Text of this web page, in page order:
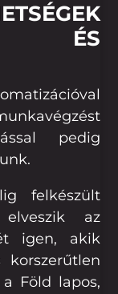
ÉS
pedig
felkészült
az
igen, akik
korszerűtlen
Föld lapos,